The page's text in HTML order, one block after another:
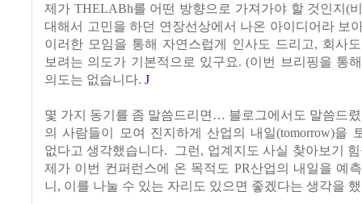
제가 THELABh를 어떤 방향으로 가져가야 할 것인지(
대해서 고민을 하던 연장선상에서 나온 아이디어라 보
이러한 모임을 통해 자연스럽게 인사도 드리고, 회사
보려는 의도가 기본적으로 있구요. (이번 브리핑을 통
의도는 없습니다. J
몇 가지 동기를 좀 말씀드리면… 블로그에서도 말씀드
의 사람들이 모여 진지하게 산업의 내일(tomorrow)을
없다고 생각했습니다. 그런, 업계지도 사실 찾아보기
제가 이번 컨퍼런스에 온 목적도 PR산업의 내일을 예
니, 이를 나눌 수 있는 자리도 있으면 좋겠다는 생각을